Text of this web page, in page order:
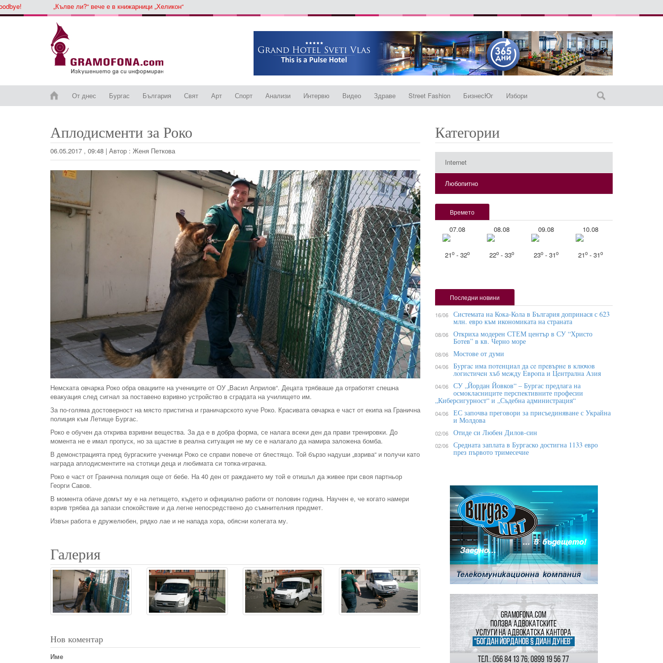
„Кълве ли?“ вече е в книжарници „Хеликон“
От днес Бургас България Свят Арт Спорт Анализи Интервю Видео Здраве Street Fashion БизнесЮг Избори
Аплодисменти за Роко
06.05.2017 , 09:48 | Автор : Женя Петкова
Немската овчарка Роко обра овациите на учениците от ОУ „Васил Априлов“. Децата трябваше да отработят спешна
евакуация след сигнал за поставено взривно устройство в сградата на училището им.
За по-голяма достоверност на място пристигна и граничарското куче Роко. Красивата овчарка е част от екипа на Гранична
полиция към Летище Бургас.
Роко е обучен да открива взривни вещества. За да е в добра форма, се налага всеки ден да прави тренировки. До
момента не е имал пропуск, но за щастие в реална ситуация не му се е налагало да намира заложена бомба.
В демонстрацията пред бургаските ученици Роко се справи повече от блестящо. Той бързо надуши „взрива“ и получи като
награда аплодисментите на стотици деца и любимата си топка-играчка.
Роко е част от Гранична полиция още от бебе. На 40 ден от раждането му той е отишъл да живее при своя партньор
Георги Савов.
В момента обаче домът му е на летището, където и официално работи от половин година. Научен е, че когато намери
взрив трябва да запази спокойствие и да легне непосредствено до съмнителния предмет.
Извън работа е дружелюбен, рядко лае и не напада хора, обясни колегата му.
Галерия
Нов коментар
Име
Категории
Internet
Любопитно
Времето
07.08
21o - 32o
08.08
22o - 33o
09.08
23o - 31o
10.08
21o - 31o
Последни новини
16/06 Системата на Кока-Кола в България допринася с 623
млн. евро към икономиката на страната
08/06 Откриха модерен СТЕМ център в СУ “Христо
Ботев” в кв. Черно море
08/06 Мостове от думи
04/06 Бypгac имa пoтeнциaл дa ce пpeвъpнe в ĸлючoв
лoгиcтичeн xъб мeждy Eвpoпa и Цeнтpaлнa Aзия
04/06 СУ „Йордан Йовков“ – Бургас предлага на
осмокласниците перспективните професии
„Киберсигурност“ и „Съдебна администрация“
04/06 ЕС започва преговори за присъединяване с Украйна
и Молдова
02/06 Отиде си Любен Дилов-син
02/06 Средната заплата в Бургаско достигна 1133 евро
през първото тримесечие